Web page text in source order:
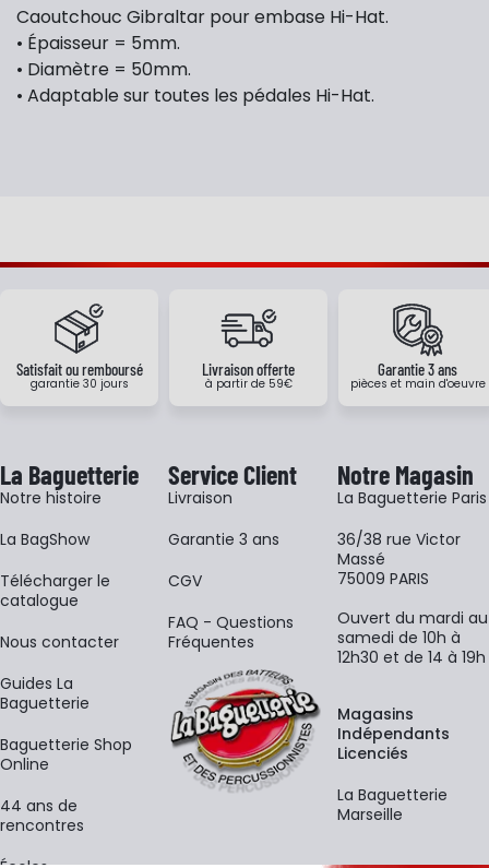
Caoutchouc Gibraltar pour embase Hi-Hat.
• Épaisseur = 5mm.
• Diamètre = 50mm.
• Adaptable sur toutes les pédales Hi-Hat.
Satisfait ou remboursé
garantie 30 jours
Livraison offerte
à partir de 59€
Garantie 3 ans
pièces et main d'oeuvre
La Baguetterie
Notre histoire
La BagShow
​Télécharger le
catalogue
Nous contacter
Guides La
Baguetterie
Baguetterie Shop
Online
44 ans de
rencontres
Service Client
Livraison
Garantie 3 ans
CGV
FAQ - Questions
Fréquentes
Notre Magasin
La Baguetterie Paris
36/38 rue Victor
Massé
75009 PARIS
Ouvert du mardi au
samedi de 10h à
12h30 et de 14 à 19h
Magasins
Indépendants
Licenciés
La Baguetterie
Marseille